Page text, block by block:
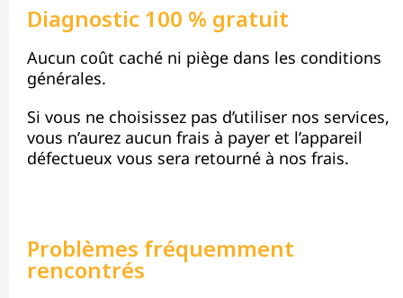
Diagnostic 100 % gratuit
Aucun coût caché ni piège dans les conditions
générales.
Si vous ne choisissez pas d’utiliser nos services,
vous n’aurez aucun frais à payer et l’appareil
défectueux vous sera retourné à nos frais.
Problèmes fréquemment
rencontrés